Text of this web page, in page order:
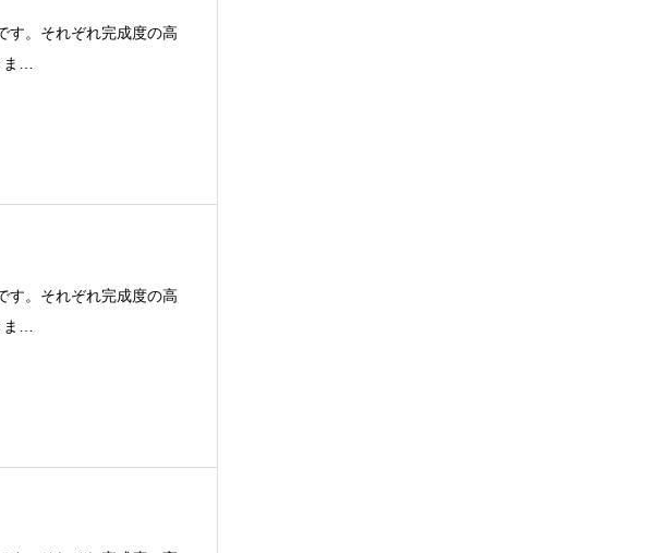
す。それぞれ完成度の高
…
す。それぞれ完成度の高
…